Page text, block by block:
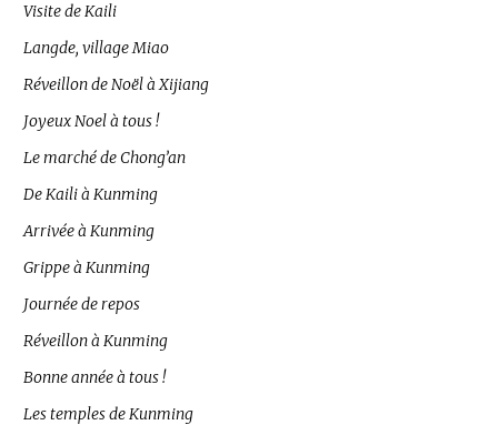
Visite de Kaili
Langde, village Miao
Réveillon de Noël à Xijiang
Joyeux Noel à tous !
Le marché de Chong’an
De Kaili à Kunming
Arrivée à Kunming
Grippe à Kunming
Journée de repos
Réveillon à Kunming
Bonne année à tous !
Les temples de Kunming